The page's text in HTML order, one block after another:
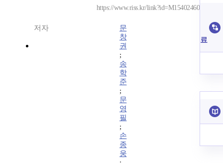
https://www.riss.kr/link?id=M15402460
저자
문
창
권
;
송
학
준
;
문
영
필
;
손
종
웅
료